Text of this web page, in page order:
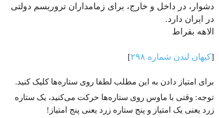
دشوار، در داخل و خارج، برای زمامداران تروریسم دولتی
در ایران دارد.
الاهه بقراط
[کیهان لندن شماره ۲۹۸ ]
برای امتیاز دادن به این مطلب لطفا روی ستاره‌ها کلیک کنید.
توجه: وقتی با ماوس روی ستاره‌ها حرکت می‌کنید، یک ستاره
زرد یعنی یک امتیاز و پنج ستاره زرد یعنی پنج امتیاز!